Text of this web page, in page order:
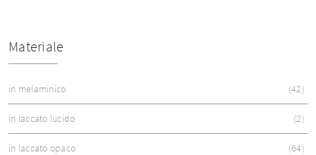
Materiale
in melaminico 42
in laccato lucido 2
in laccato opaco 64